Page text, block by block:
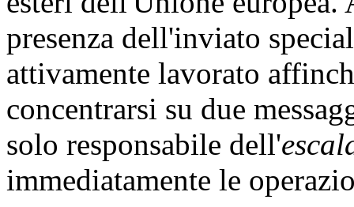
presenza dell'inviato
attivamente lavorato
concentrarsi su due
solo responsabile dell'
immediatamente le